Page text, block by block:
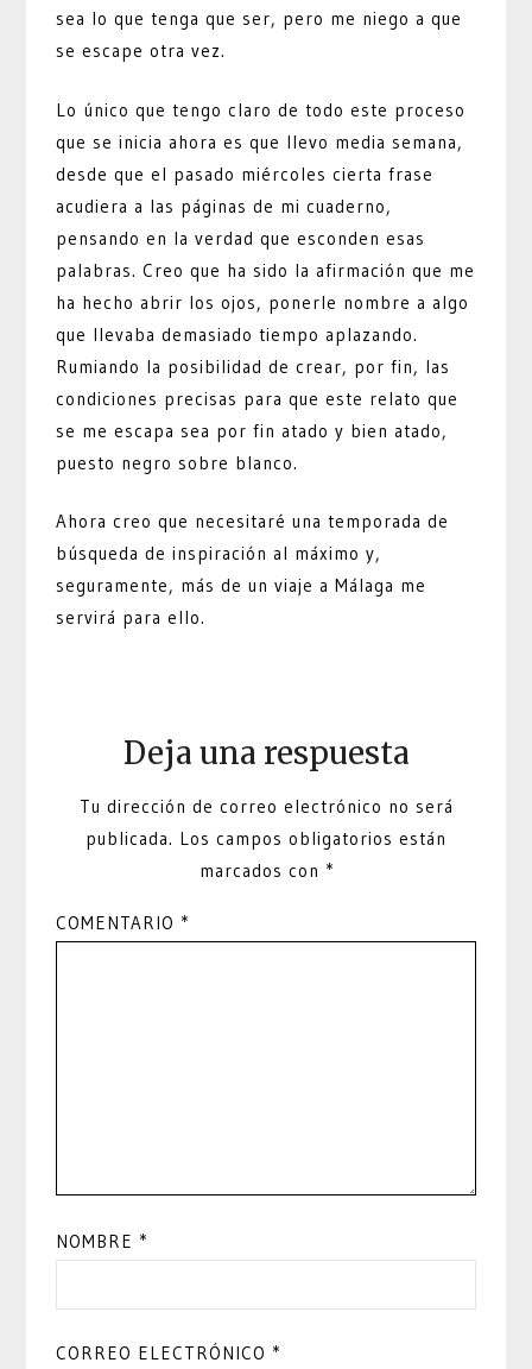
sea lo que tenga que ser, pero me niego a que
se escape otra vez.
Lo único que tengo claro de todo este proceso
que se inicia ahora es que llevo media semana,
desde que el pasado miércoles cierta frase
acudiera a las páginas de mi cuaderno,
pensando en la verdad que esconden esas
palabras. Creo que ha sido la afirmación que me
ha hecho abrir los ojos, ponerle nombre a algo
que llevaba demasiado tiempo aplazando.
Rumiando la posibilidad de crear, por fin, las
condiciones precisas para que este relato que
se me escapa sea por fin atado y bien atado,
puesto negro sobre blanco.
Ahora creo que necesitaré una temporada de
búsqueda de inspiración al máximo y,
seguramente, más de un viaje a Málaga me
servirá para ello.
Deja una respuesta
Tu dirección de correo electrónico no será
publicada. Los campos obligatorios están
marcados con *
COMENTARIO *
NOMBRE *
CORREO ELECTRÓNICO *